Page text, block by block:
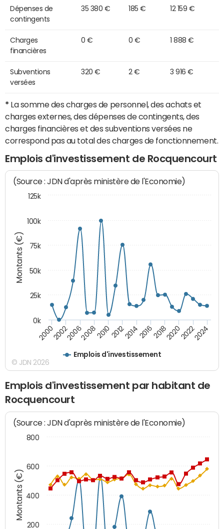
Dépenses de
contingents
35 380 € 185 € 12 159 €
Charges
financières
0 € 0 € 1 888 €
Subventions
versées
320 € 2 € 3 916 €
* La somme des charges de personnel, des achats et
charges externes, des dépenses de contingents, des
charges financières et des subventions versées ne
correspond pas au total des charges de fonctionnement.
Emplois d'investissement de Rocquencourt
Montants (€)
(Source : JDN d'après ministère de l'Economie)
Emplois d'investissement
200020022006200820102012201420162018202020222024
0k
25k
50k
75k
100k
125k
© JDN 2026
Emplois d'investissement par habitant de
Rocquencourt
Montants (€)
(Source : JDN d'après ministère de l'Economie)
200
400
600
800